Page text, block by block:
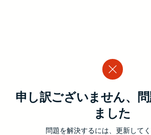
申し訳ございません、
ました
問題を解決するには、更新してく